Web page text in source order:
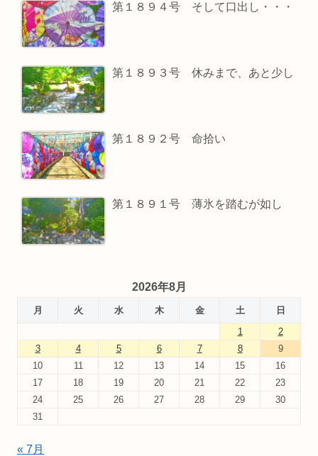
第１８９４号 そして口出し・・・
第１８９３号 休みまで、あと少し
第１８９２号 命拾い
第１８９１号 薄氷を踏むが如し
2026年8月
月 火 水 木 金 土
日
1
2
3
4 5 6 7 8
9
10
11 12 13 14 15
16
17
18 19 20 21 22
23
24
25 26 27 28 29
30
31
« 7月